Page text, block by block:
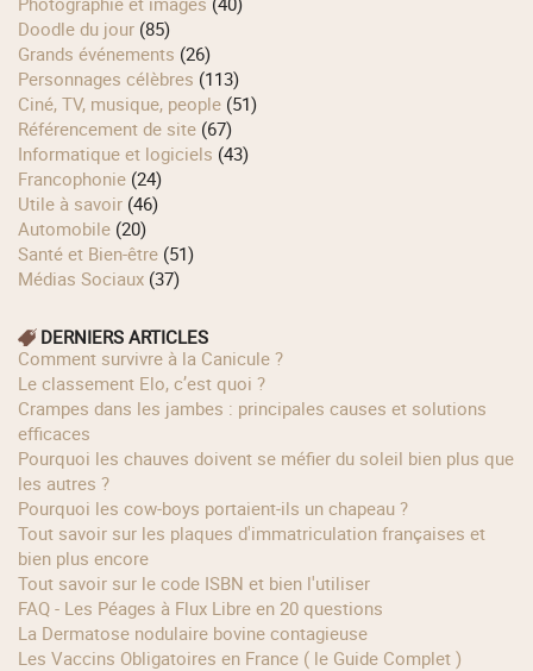
Doodle du jour (85)
Grands événements (26)
Personnages célèbres (113)
Ciné, TV, musique, people (51)
Référencement de site (67)
Informatique et logiciels (43)
Francophonie (24)
Utile à savoir (46)
Automobile (20)
Santé et Bien-être (51)
Médias Sociaux (37)
DERNIERS ARTICLES
Comment survivre à la Canicule ?
Le classement Elo, c’est quoi ?
Crampes dans les jambes : principales causes et solutions
efficaces
Pourquoi les chauves doivent se méfier du soleil bien plus que
les autres ?
Pourquoi les cow‑boys portaient‑ils un chapeau ?
Tout savoir sur les plaques d'immatriculation françaises et
bien plus encore
Tout savoir sur le code ISBN et bien l'utiliser
FAQ - Les Péages à Flux Libre en 20 questions
La Dermatose nodulaire bovine contagieuse
Les Vaccins Obligatoires en France ( le Guide Complet )